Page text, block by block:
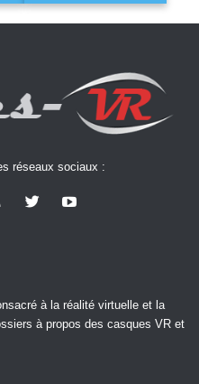
réseaux sociaux :
à la réalité virtuelle et la
à propos des casques VR et